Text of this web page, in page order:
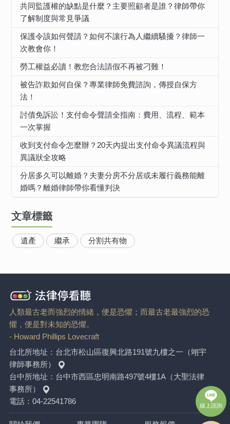
共同監護權的缺點是什麼？主要照顧者是誰？律師帶你
了解制度與常見爭議
保護令該如何聲請？如何不讓行為人繼續騷擾？律師一
次教會你！
勞工權益必讀！教您合法請假不再被刁難！
被告詐欺如何自保？專業律師免費諮詢，傳授自保方
法！
討債免訴訟！支付命令聲請全指南：費用、流程、範本
一次掌握
收到支付命令怎麼辦？20天內提出支付命令異議流程與
異議狀全攻略
分居多久可以離婚？夫妻分房不分居或未履行義務能離
婚嗎？離婚律師帶你看懂判決
文章標籤
遺產 繼承 分割共有物
人類最古老而強烈的情緒，便是恐懼；而最古老最強烈的恐
懼，便是對未知的恐懼。
- Howard Phillips Lovecraft
台北所地址： 台北市松山區復興北路191號九樓之一（翊宇
律師事務所）
台中所地址： 台中市西區忠明南路497號4樓1A（大聖法律
事務所）
電話： 04-22541786
線上諮詢